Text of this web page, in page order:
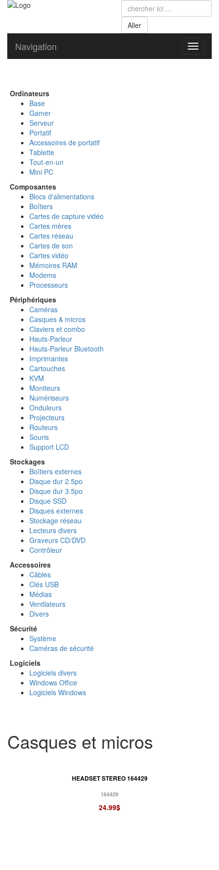
Toggle
Navigation
Ordinateurs
Base
Gamer
Serveur
Portatif
Accessoires de portatif
Tablette
Tout-en-un
Mini PC
Composantes
Blocs d'alimentations
Boîtiers
Cartes de capture vidéo
Cartes mères
Cartes réseau
Cartes de son
Cartes vidéo
Mémoires RAM
Modems
Processeurs
Périphériques
Caméras
Casques & micros
Claviers et combo
Hauts-Parleur
Hauts-Parleur Bluetooth
Imprimantes
Cartouches
KVM
Moniteurs
Numériseurs
Onduleurs
Projecteurs
Routeurs
Souris
Support LCD
Stockages
Boîtiers externes
Disque dur 2.5po
Disque dur 3.5po
Disque SSD
Disques externes
Stockage réseau
Lecteurs divers
Graveurs CD/DVD
Contrôleur
Accessoires
Câbles
Clés USB
Médias
Ventilateurs
Divers
Sécurité
Système
Caméras de sécurité
Logiciels
Logiciels divers
Windows Office
Logiciels Windows
Casques et micros
HEADSET STEREO 164429
164429
24.99$